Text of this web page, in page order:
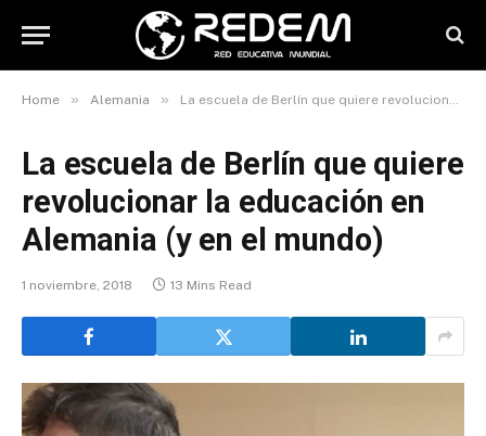
Home » Alemania » La escuela de Berlín que quiere revolucionar la educación en Alemania (y en el mundo)
La escuela de Berlín que quiere
revolucionar la educación en
Alemania (y en el mundo)
1 noviembre, 2018 13 Mins Read